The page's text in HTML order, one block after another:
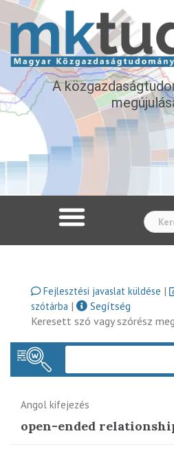
A
Fejlesztési javaslat küldése |
szótárba |
Segítség
Keresett szó vagy szórész
Angol kifejezés
open-ended